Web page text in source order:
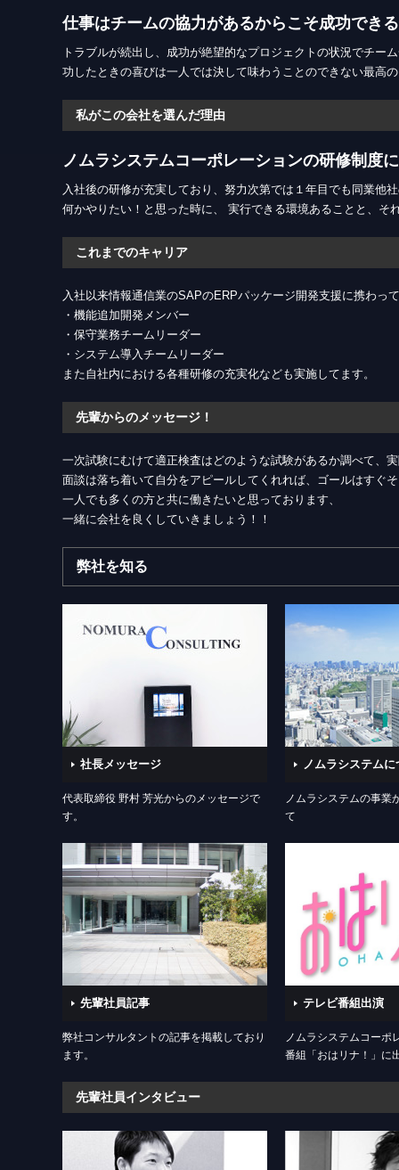
仕事はチームの協力があるからこそ成功でき
トラブルが続出し、成功が絶望的なプロジェクトの状況でチー
功したときの喜びは一人では決して味わうことのできない最高
私がこの会社を選んだ理由
ノムラシステムコーポレーションの研修制度
入社後の研修が充実しており、努力次第では１年目でも同業他
何かやりたい！と思った時に、 実行できる環境あることと、そ
これまでのキャリア
入社以来情報通信業のSAPのERPパッケージ開発支援に携わっ
・機能追加開発メンバー
・保守業務チームリーダー
・システム導入チームリーダー
また自社内における各種研修の充実化なども実施してます。
先輩からのメッセージ！
一次試験にむけて適正検査はどのような試験があるか調べて、
面談は落ち着いて自分をアピールしてくれれば、ゴールはすぐ
一人でも多くの方と共に働きたいと思っております、
一緒に会社を良くしていきましょう！！
弊社を知る
社長メッセージ
代表取締役 野村 芳光からのメッセージで
す。
ノムラシステムに
ノムラシステムの事業
て
先輩社員記事
弊社コンサルタントの記事を掲載しており
ます。
テレビ番組出演
ノムラシステムコーポ
番組「おはリナ！」に
先輩社員インタビュー